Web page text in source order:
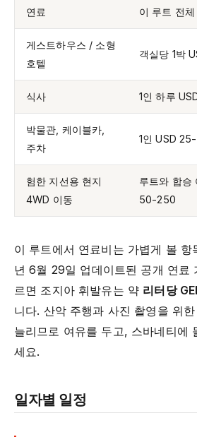
연료 이 루트 전
게스트하우스 / 소형
호텔
객실당 1박
식사 1인 하루
박물관, 케이블카,
주차
1인 USD
험한 지선용 현지
4WD 이동
루트와 합승
50-250
이 루트에서 연료비는 가볍게 볼
년 6월 29일 업데이트된 공개 연료
르면 조지아 휘발유는 약 리터당
니다. 산악 주행과 사진 촬영을 위
늘리므로 여유를 두고, 스바네티에
세요.
일자별 일정